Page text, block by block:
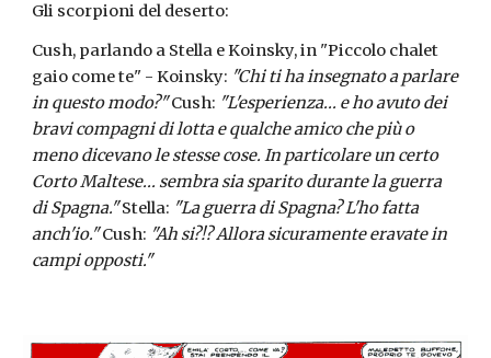
Gli scorpioni del deserto:
Cush, parlando a Stella e Koinsky, in "Piccolo chalet
gaio come te" - Koinsky: "Chi ti ha insegnato a parlare
in questo modo?" Cush: "L'esperienza... e ho avuto dei
bravi compagni di lotta e qualche amico che più o
meno dicevano le stesse cose. In particolare un certo
Corto Maltese... sembra sia sparito durante la guerra
di Spagna." Stella: "La guerra di Spagna? L'ho fatta
anch'io." Cush: "Ah si?!? Allora sicuramente eravate in
campi opposti."